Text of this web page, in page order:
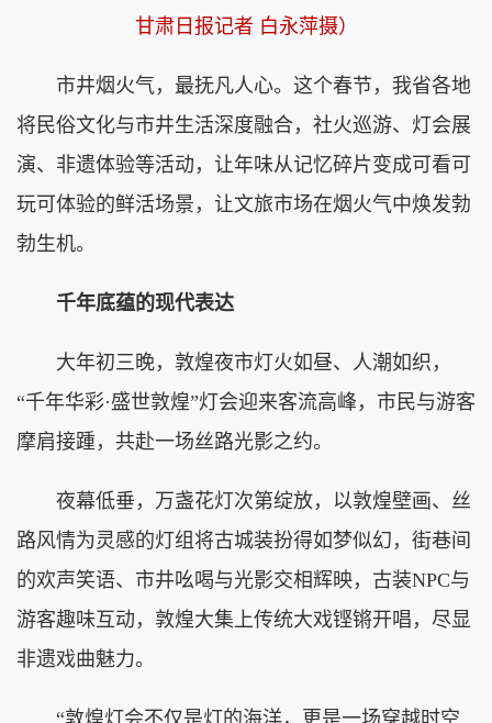
甘肃日报记者 白永萍摄）
市井烟火气，最抚凡人心。这个春节，我省各地
将民俗文化与市井生活深度融合，社火巡游、灯会展
演、非遗体验等活动，让年味从记忆碎片变成可看可
玩可体验的鲜活场景，让文旅市场在烟火气中焕发勃
勃生机。
千年底蕴的现代表达
大年初三晚，敦煌夜市灯火如昼、人潮如织，
“千年华彩·盛世敦煌”灯会迎来客流高峰，市民与游客
摩肩接踵，共赴一场丝路光影之约。
夜幕低垂，万盏花灯次第绽放，以敦煌壁画、丝
路风情为灵感的灯组将古城装扮得如梦似幻，街巷间
的欢声笑语、市井吆喝与光影交相辉映，古装NPC与
游客趣味互动，敦煌大集上传统大戏铿锵开唱，尽显
非遗戏曲魅力。